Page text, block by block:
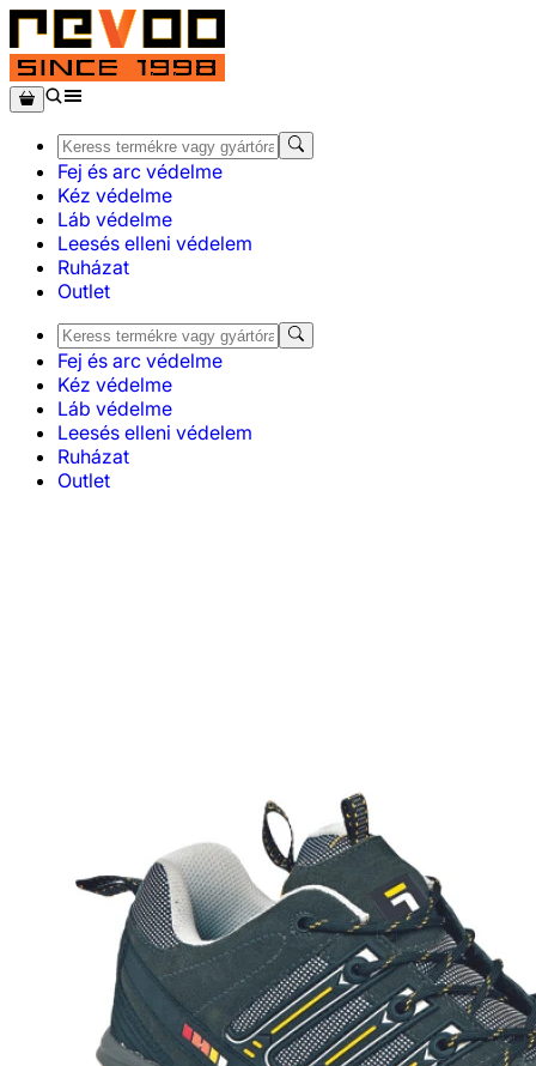
Fej és arc védelme
Kéz védelme
Láb védelme
Leesés elleni védelem
Ruházat
Outlet
Fej és arc védelme
Kéz védelme
Láb védelme
Leesés elleni védelem
Ruházat
Outlet